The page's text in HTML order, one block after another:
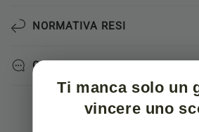
Ti manca solo un
vincere uno
NORMATIVA RESI
CONTATTACI
Recensioni